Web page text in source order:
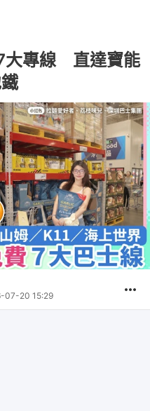
大專線 直達寶能
07-20 15:29